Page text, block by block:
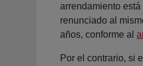
arrendamiento
renunciado al
años, conforme al
Por el contrario, si